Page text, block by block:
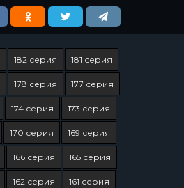
182 серия 181 серия
178 серия 177 серия
174 серия 173 серия
170 серия 169 серия
166 серия 165 серия
162 серия 161 серия